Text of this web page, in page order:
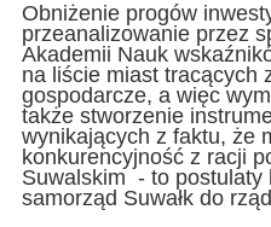
Obniżenie progów
przeanalizowanie przez
Akademii Nauk
na liście miast tracących
gospodarcze, a więc
także stworzenie
wynikających z faktu, że
konkurencyjność z racji
Suwalskim - to postulaty
samorząd Suwałk do